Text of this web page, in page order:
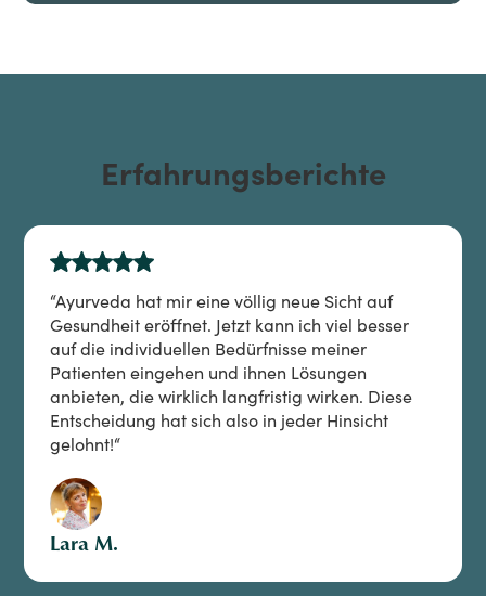
Erfahrungsberichte
“Ayurveda hat mir eine völlig neue Sicht auf
Gesundheit eröffnet. Jetzt kann ich viel besser
auf die individuellen Bedürfnisse meiner
Patienten eingehen und ihnen Lösungen
anbieten, die wirklich langfristig wirken. Diese
Entscheidung hat sich also in jeder Hinsicht
gelohnt!“
Lara M.